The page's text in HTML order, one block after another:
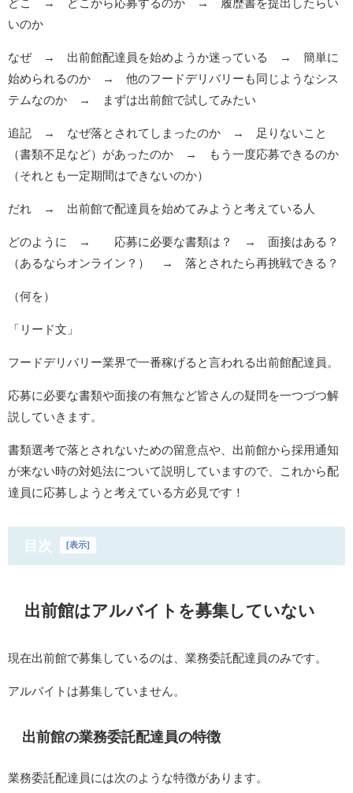
どこ → どこから応募するのか → 履歴書を提出したらい
いのか
なぜ → 出前館配達員を始めようか迷っている → 簡単に
始められるのか → 他のフードデリバリーも同じようなシス
テムなのか → まずは出前館で試してみたい
追記 → なぜ落とされてしまったのか → 足りないこと
（書類不足など）があったのか → もう一度応募できるのか
（それとも一定期間はできないのか）
だれ → 出前館で配達員を始めてみようと考えている人
どのように → 応募に必要な書類は？ → 面接はある？
（あるならオンライン？） → 落とされたら再挑戦できる？
（何を）
「リード文」
フードデリバリー業界で一番稼げると言われる出前館配達員。
応募に必要な書類や面接の有無など皆さんの疑問を一つづつ解
説していきます。
書類選考で落とされないための留意点や、出前館から採用通知
が来ない時の対処法について説明していますので、これから配
達員に応募しようと考えている方必見です！
目次 [表示]
出前館はアルバイトを募集していない
現在出前館で募集しているのは、業務委託配達員のみです。
アルバイトは募集していません。
出前館の業務委託配達員の特徴
業務委託配達員には次のような特徴があります。